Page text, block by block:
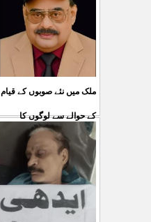
صحیح رپورٹنگ کرنے والے
...
ملک میں نئے صوبوں کے قیام
کے حوالے سے لوگوں کا
مطالبہ بالکل درست ہے۔ ا
03 Aug 2026